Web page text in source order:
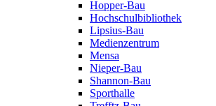
Hopper-Bau
Hochschulbibliothek
Lipsius-Bau
Medienzentrum
Mensa
Nieper-Bau
Shannon-Bau
Sporthalle